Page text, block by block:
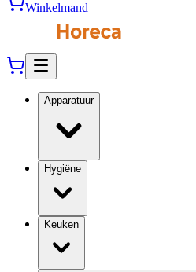
Winkelmand
Apparatuur
Hygiëne
Keuken